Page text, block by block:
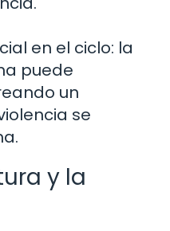
en el ciclo: la
puede
un
se
y la